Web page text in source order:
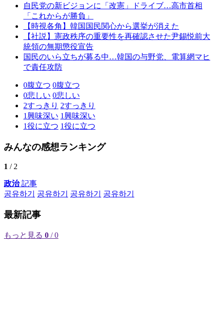
自民党の新ビジョンに「改憲」ドライブ…高市首相
「これからが勝負」
【時視各角】韓国国民関心から選挙が消えた
【社説】憲政秩序の重要性を再確認させた尹錫悦前大
統領の無期懲役宣告
国民のいら立ちが募る中…韓国の与野党、電算網マヒ
で責任攻防
0腹立つ 0腹立つ
0悲しい 0悲しい
2すっきり 2すっきり
1興味深い 1興味深い
1役に立つ 1役に立つ
みんなの感想ランキング
1 / 2
政治記事
공유하기
공유하기 공유하기 공유하기
最新記事
もっと見る 0 / 0